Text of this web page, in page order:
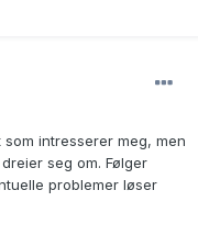
intresserer meg, men
seg om. Følger
problemer løser